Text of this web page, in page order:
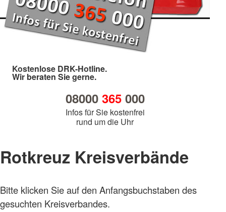
Kostenlose DRK-Hotline.
Wir beraten Sie gerne.
08000 365000
Infos für Sie kostenfrei
rund um die Uhr
Rotkreuz Kreisverbände
Bitte klicken Sie auf den Anfangsbuchstaben des
gesuchten Kreisverbandes.